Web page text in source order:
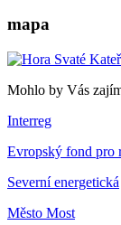
mapa
Mohlo by Vás
Interreg
Evropský fond pro
Severní energetická
Město Most